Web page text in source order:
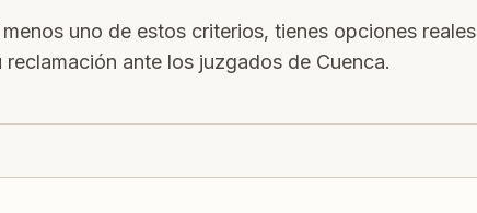
uno de estos criterios, tienes opciones reales
reclamación ante los juzgados de Cuenca.